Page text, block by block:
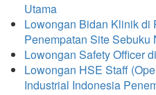
Utama
Lowongan Bidan Klinik di
Penempatan Site Sebuku
Lowongan Safety Officer
Lowongan HSE Staff
Industrial Indonesia